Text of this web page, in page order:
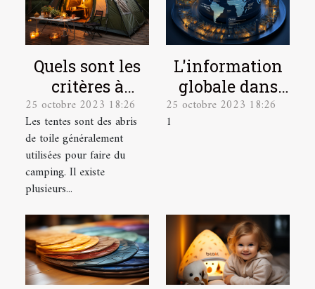
Quels sont les
critères à
prendre en
compte pour
bien choisir
une tente de
camping ?
25 octobre 2023 18:26
Les tentes sont des abris
de toile généralement
utilisées pour faire du
camping. Il existe
plusieurs...
L'information
globale dans
une seule
25 octobre 2023 18:26
1